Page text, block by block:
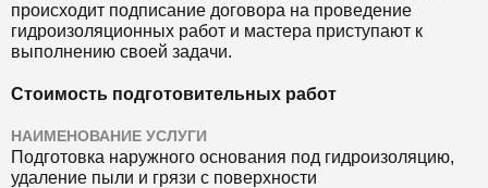
происходит подписание договора на проведение
гидроизоляционных работ и мастера приступают к
выполнению своей задачи.
Стоимость подготовительных работ
НАИМЕНОВАНИЕ УСЛУГИ
Подготовка наружного основания под гидроизоляцию,
удаление пыли и грязи с поверхности